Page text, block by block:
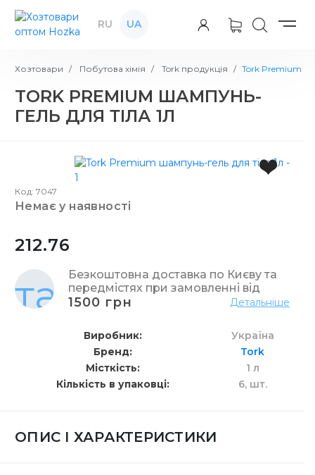
RU UA
Хозтовари Побутова хімія Tork продукція Tork Premium
TORK PREMIUM ШАМПУНЬ-
ГЕЛЬ ДЛЯ ТІЛА 1Л
Код: 7047
немає у наявності
212.76
Безкоштовна доставка по Києву та
передмістях при замовленні від
1500 грн Детальніше
Виробник
Україна
Бренд
Tork
Місткість
1 л
Кількість в упаковці
6, шт.
ОПИС І ХАРАКТЕРИСТИКИ